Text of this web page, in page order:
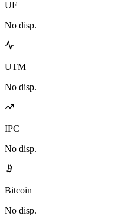
UF
No disp.
UTM
No disp.
IPC
No disp.
Bitcoin
No disp.